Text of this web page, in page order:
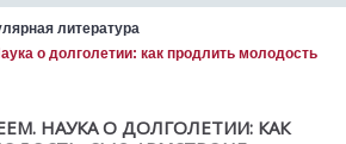
литература
о долголетии: как продлить молодость
НАУКА О ДОЛГОЛЕТИИ: КАК